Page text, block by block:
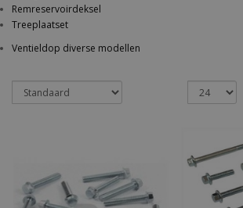
Remreservoirdeksel
Treeplaatset
Ventieldop diverse modellen